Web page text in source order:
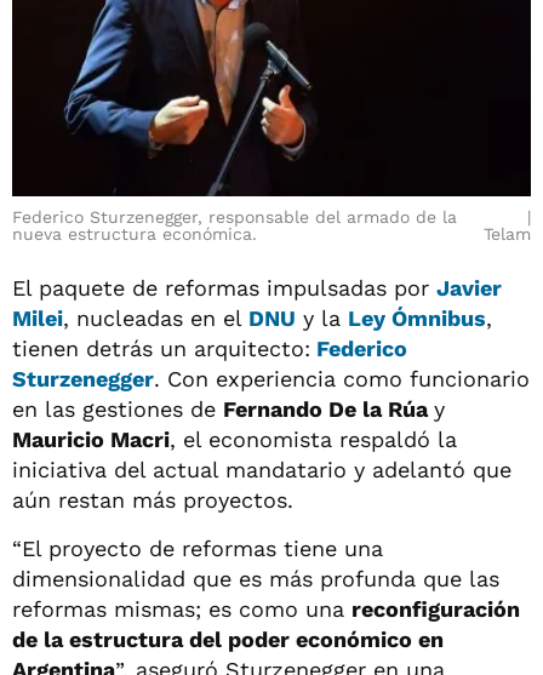
Federico Sturzenegger, responsable del armado de la
nueva estructura económica.
Telam
El paquete de reformas impulsadas por Javier
Milei, nucleadas en el DNU y la Ley Ómnibus,
tienen detrás un arquitecto: Federico
Sturzenegger. Con experiencia como funcionario
en las gestiones de Fernando De la Rúay
Mauricio Macri, el economista respaldó la
iniciativa del actual mandatario y adelantó que
aún restan más proyectos.
“El proyecto de reformas tiene una
dimensionalidad que es más profunda que las
reformas mismas; es como una reconfiguración
de la estructura del poder económico en
Argentina”, aseguró Sturzenegger en una